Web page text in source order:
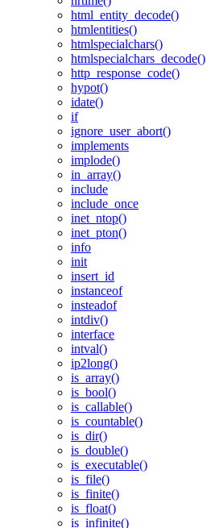
html_entity_decode()
htmlentities()
htmlspecialchars()
htmlspecialchars_decode()
http_response_code()
hypot()
idate()
if
ignore_user_abort()
implements
implode()
in_array()
include
include_once
inet_ntop()
inet_pton()
info
init
insert_id
instanceof
insteadof
intdiv()
interface
intval()
ip2long()
is_array()
is_bool()
is_callable()
is_countable()
is_dir()
is_double()
is_executable()
is_file()
is_finite()
is_float()
is_infinite()